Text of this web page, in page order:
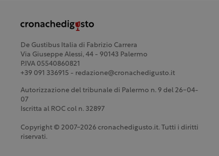
De Gustibus Italia di Fabrizio Carrera
Via Giuseppe Alessi, 44 - 90143 Palermo
P.IVA 05540860821
+39 091 336915 - redazione@cronachedigusto.it
Autorizzazione del tribunale di Palermo n. 9 del 26-04-
07
Iscritta al ROC col n. 32897
Copyright © 2007-2026 cronachedigusto.it. Tutti i diritti
riservati.